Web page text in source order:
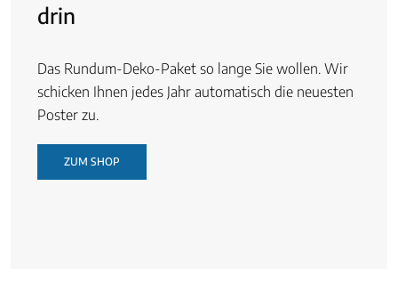
drin
Das Rundum-Deko-Paket so lange Sie wollen. Wir
schicken Ihnen jedes Jahr automatisch die neuesten
Poster zu.
ZUM SHOP